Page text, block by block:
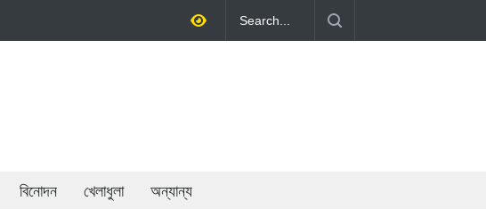
বেসরকারি খাতের গতিশীলতায় অর্থনীতি গড়ে তোলাই সরকারের মূল লক্ষ্য: প্রধানমন্ত্রী
বিনোদন খেলাধুলা অন্যান্য